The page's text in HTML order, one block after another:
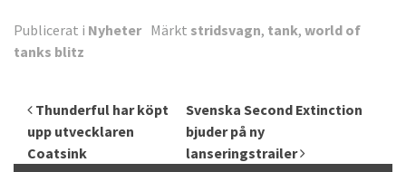
Publicerat i Nyheter Märkt stridsvagn, tank, world of
tanks blitz
Inläggsnavigering
Thunderful har köpt
upp utvecklaren
Coatsink
Svenska Second Extinction
bjuder på ny
lanseringstrailer